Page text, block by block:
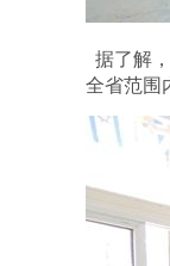
据了解
全省范围